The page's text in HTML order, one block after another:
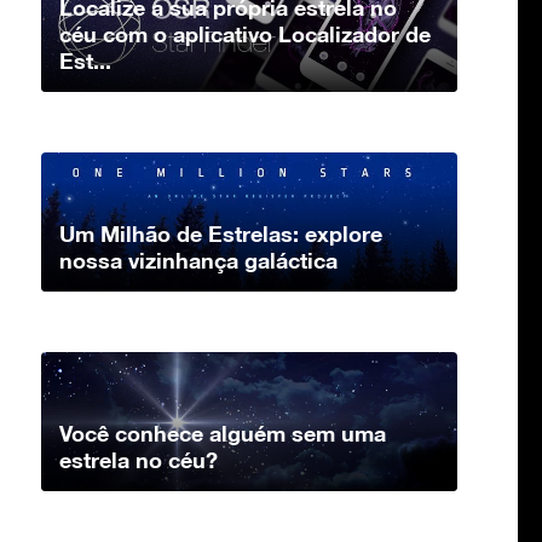
Localize a sua própria estrela no
céu com o aplicativo Localizador de
Est...
Um Milhão de Estrelas: explore
nossa vizinhança galáctica
Você conhece alguém sem uma
estrela no céu?